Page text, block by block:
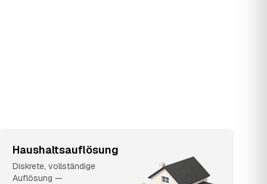
Haushaltsauflösung
Diskrete, vollständige
Auflösung —